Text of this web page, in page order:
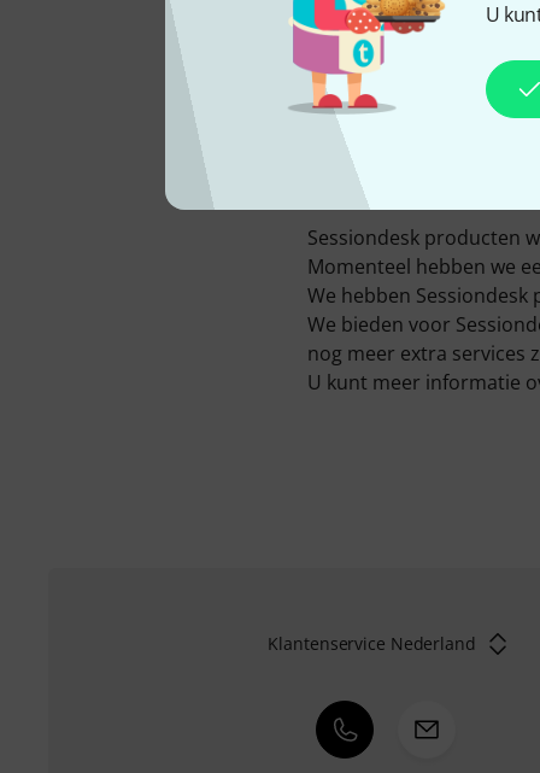
U
BESCHIKBAAR BIJ ONS
SINDS
2016
Sessiondesk producten
Momenteel hebben we
We hebben
We bieden voor
nog meer extra services
U kunt meer informatie
Klantenservice Nederland